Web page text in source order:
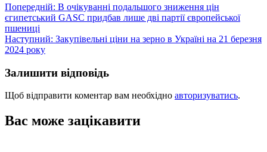
Навігація
записів
Попередній: В очікуванні подальшого зниження цін
єгипетський GASC придбав лише дві партії європейської
пшениці
Наступний: Закупівельні ціни на зерно в Україні на 21 березня
2024 року
Залишити відповідь
Щоб відправити коментар вам необхідно авторизуватись.
Вас може зацікавити